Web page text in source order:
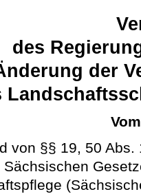
des
der
von §§ 19, 50
Sächsischen